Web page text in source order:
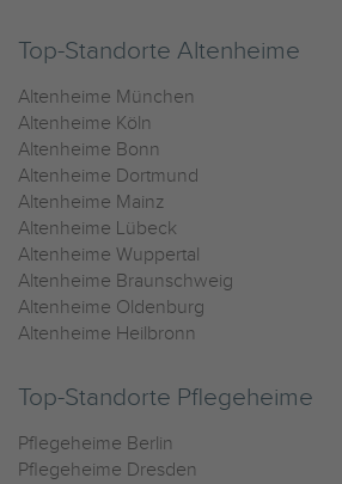
Top-Standorte Altenheime
Altenheime München
Altenheime Köln
Altenheime Bonn
Altenheime Dortmund
Altenheime Mainz
Altenheime Lübeck
Altenheime Wuppertal
Altenheime Braunschweig
Altenheime Oldenburg
Altenheime Heilbronn
Top-Standorte Pflegeheime
Pflegeheime Berlin
Pflegeheime Dresden